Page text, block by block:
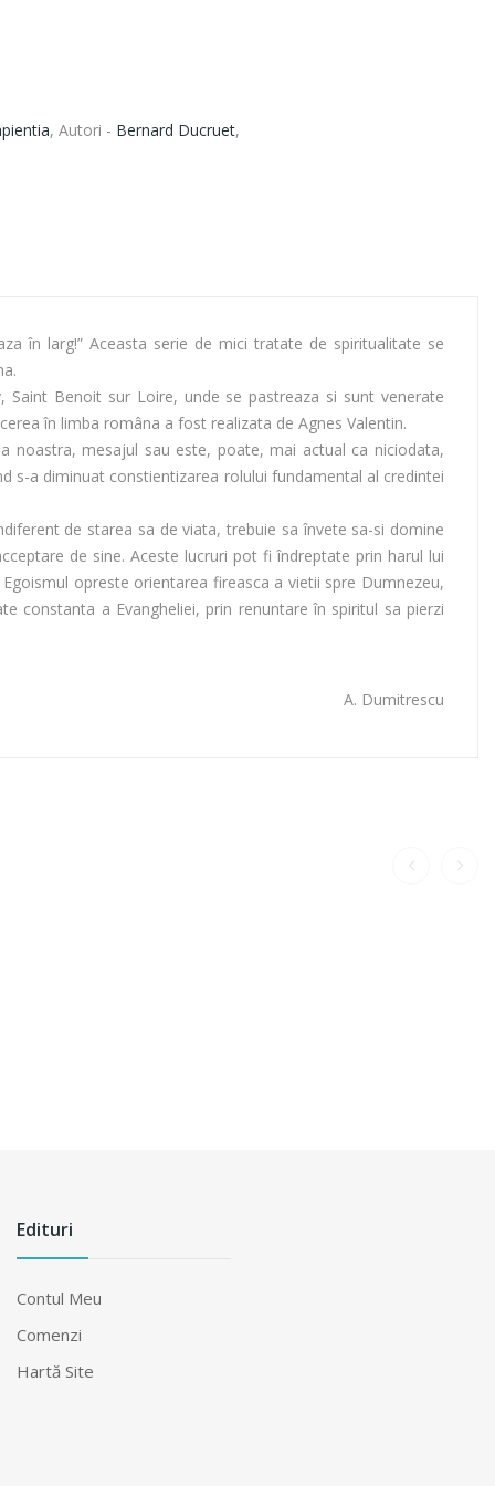
, Autori - Bernard Ducruet,
în larg!” Aceasta serie de mici tratate de spiritualitate se
Benoit sur Loire, unde se pastreaza si sunt venerate
în limba româna a fost realizata de Agnes Valentin.
noastra, mesajul sau este, poate, mai actual ca niciodata,
s-a diminuat constientizarea rolului fundamental al credintei
de starea sa de viata, trebuie sa învete sa-si domine
de sine. Aceste lucruri pot fi îndreptate prin harul lui
opreste orientarea fireasca a vietii spre Dumnezeu,
constanta a Evangheliei, prin renuntare în spiritul sa pierzi
A. Dumitrescu
Edituri
Contul Meu
Comenzi
Hartă Site